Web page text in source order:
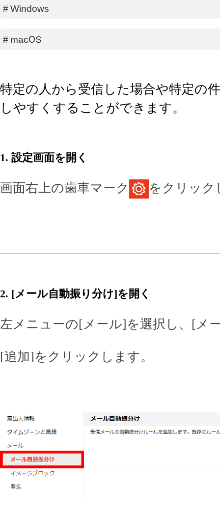
#Windows
#macOS
特定の人から受信した場合や特定の
しやすくすることができます。
1. 設定画面を開く
画面右上の歯車マーク をクリック
2. [メール自動振り分け]を開く
左メニューの[メール]を選択し、[メ
[追加]をクリックします。